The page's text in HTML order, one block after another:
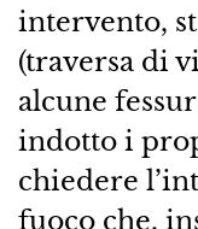
intervento,
(traversa di
alcune
indotto i
chiedere
fuoco che,